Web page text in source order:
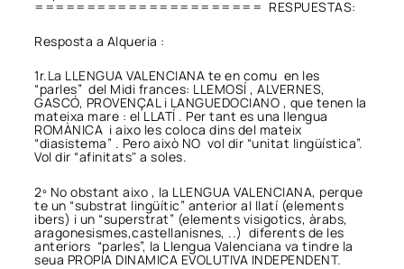
====================== RESPUESTAS:
Resposta a Alqueria :
1r.La LLENGUA VALENCIANA te en comu en les
“parles” del Midi frances: LLEMOSÍ , ALVERNES,
GASCÓ, PROVENÇAL i LANGUEDOCIANO , que tenen la
mateixa mare : el LLATÍ . Per tant es una llengua
ROMÀNICA i aixo les coloca dins del mateix
“diasistema” . Pero això NO vol dir “unitat lingüística”.
Vol dir “afinitats" a soles.
2º No obstant aixo , la LLENGUA VALENCIANA, perque
te un “substrat lingüític” anterior al llatí (elements
ibers) i un “superstrat” (elements visigotics, àrabs,
aragonesismes,castellanisnes, ..) diferents de les
anteriors “parles”, la Llengua Valenciana va tindre la
seua PROPIA DINAMICA EVOLUTIVA INDEPENDENT.